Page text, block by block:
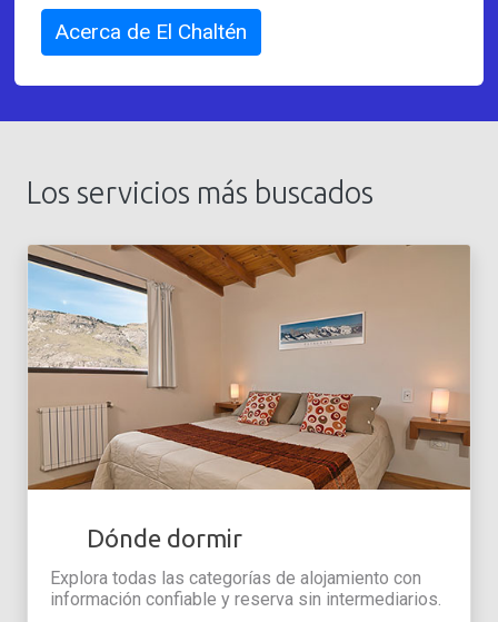
Acerca de El Chaltén
Los servicios más buscados
Dónde dormir
Explora todas las categorías de alojamiento con
información confiable y reserva sin intermediarios.